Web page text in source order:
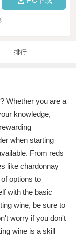
排行
Whether you are a
knowledge,
when starting
From reds
like chardonnay
options to
with the basic
wine, be sure to
worry if you don't
wine is a skill